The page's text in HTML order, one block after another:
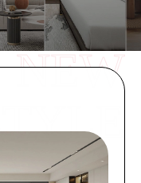
NEW